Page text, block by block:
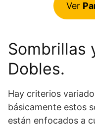
Ver
Sombrillas
Dobles.
Hay criterios
básicamente estos
están enfocados a